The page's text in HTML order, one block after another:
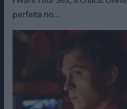
perfeita no…